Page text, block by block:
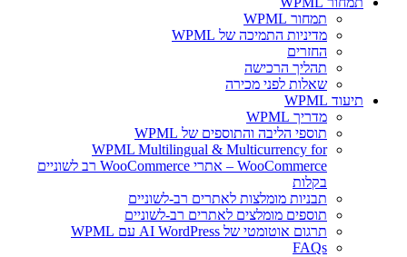
תמחור WPML
מדיניות התמיכה של WPML
החזרים
תהליך הרכישה
שאלות לפני מכירה
תיעוד WPML
מדריך WPML
תוספי הליבה והתוספים של WPML
WPML Multilingual & Multicurrency for
WooCommerce – אתרי WooCommerce רב לשוניים
בקלות
תבניות מומלצות לאתרים רב-לשוניים
תוספים מומלצים לאתרים רב-לשוניים
תרגום אוטומטי של AI WordPress עם WPML
FAQs